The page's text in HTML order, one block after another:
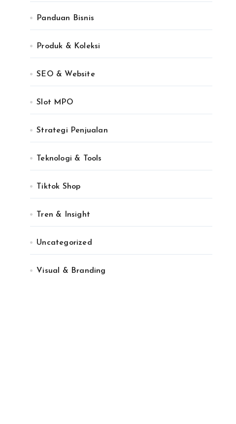
Panduan Bisnis
Produk & Koleksi
SEO & Website
Slot MPO
Strategi Penjualan
Teknologi & Tools
Tiktok Shop
Tren & Insight
Uncategorized
Visual & Branding